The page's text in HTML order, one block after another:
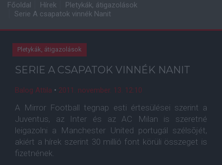
Főoldal Hírek
Pletykák, átigazolások
Serie A csapatok vinnék Nanit
Pletykák, átigazolások
SERIE A CSAPATOK VINNÉK NANIT
Balog Attila • 2011. november. 13. 12:10
A Mirror Football tegnap esti értesülései szerint a
Juventus, az Inter és az AC Milan is szeretné
leigazolni a Manchester United portugál szélsõjét,
akiért a hírek szerint 30 millió font körüli összeget is
fizetnének.